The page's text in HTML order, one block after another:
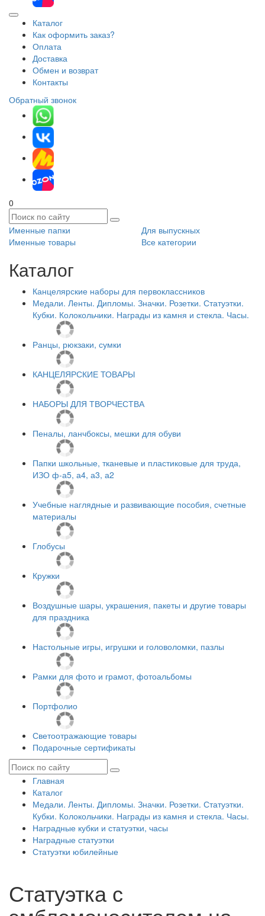
Каталог
Как оформить заказ?
Оплата
Доставка
Обмен и возврат
Контакты
Обратный звонок
0
Именные папки
Для выпускных
Именные товары
Все категории
Каталог
Канцелярские наборы для первоклассников
Медали. Ленты. Дипломы. Значки. Розетки. Статуэтки.
Кубки. Колокольчики. Награды из камня и стекла. Часы.
Ранцы, рюкзаки, сумки
КАНЦЕЛЯРСКИЕ ТОВАРЫ
НАБОРЫ ДЛЯ ТВОРЧЕСТВА
Пеналы, ланчбоксы, мешки для обуви
Папки школьные, тканевые и пластиковые для труда,
ИЗО ф-а5, а4, а3, а2
Учебные наглядные и развивающие пособия, счетные
материалы
Глобусы
Кружки
Воздушные шары, украшения, пакеты и другие товары
для праздника
Настольные игры, игрушки и головоломки, пазлы
Рамки для фото и грамот, фотоальбомы
Портфолио
Светоотражающие товары
Подарочные сертификаты
Главная
Каталог
Медали. Ленты. Дипломы. Значки. Розетки. Статуэтки.
Кубки. Колокольчики. Награды из камня и стекла. Часы.
Наградные кубки и статуэтки, часы
Наградные статуэтки
Статуэтки юбилейные
Статуэтка с